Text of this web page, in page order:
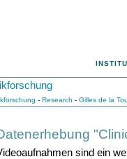
- Research - Gilles de la
sind ein